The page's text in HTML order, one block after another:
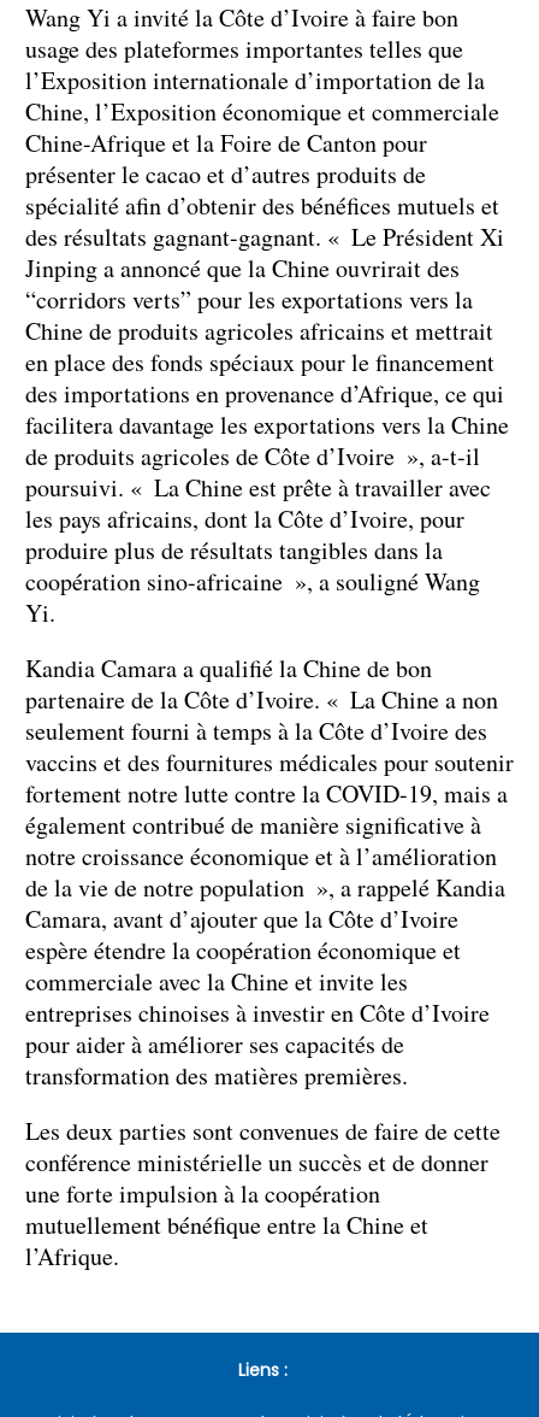
Wang Yi a invité la Côte d’Ivoire à faire bon
usage des plateformes importantes telles que
l’Exposition internationale d’importation de la
Chine, l’Exposition économique et commerciale
Chine-Afrique et la Foire de Canton pour
présenter le cacao et d’autres produits de
spécialité afin d’obtenir des bénéfices mutuels et
des résultats gagnant-gagnant. « Le Président Xi
Jinping a annoncé que la Chine ouvrirait des
“corridors verts” pour les exportations vers la
Chine de produits agricoles africains et mettrait
en place des fonds spéciaux pour le financement
des importations en provenance d’Afrique, ce qui
facilitera davantage les exportations vers la Chine
de produits agricoles de Côte d’Ivoire », a-t-il
poursuivi. « La Chine est prête à travailler avec
les pays africains, dont la Côte d’Ivoire, pour
produire plus de résultats tangibles dans la
coopération sino-africaine », a souligné Wang
Yi.
Kandia Camara a qualifié la Chine de bon
partenaire de la Côte d’Ivoire. « La Chine a non
seulement fourni à temps à la Côte d’Ivoire des
vaccins et des fournitures médicales pour soutenir
fortement notre lutte contre la COVID-19, mais a
également contribué de manière significative à
notre croissance économique et à l’amélioration
de la vie de notre population », a rappelé Kandia
Camara, avant d’ajouter que la Côte d’Ivoire
espère étendre la coopération économique et
commerciale avec la Chine et invite les
entreprises chinoises à investir en Côte d’Ivoire
pour aider à améliorer ses capacités de
transformation des matières premières.
Les deux parties sont convenues de faire de cette
conférence ministérielle un succès et de donner
une forte impulsion à la coopération
mutuellement bénéfique entre la Chine et
l’Afrique.
Liens :